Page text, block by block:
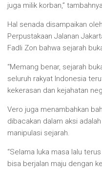
juga milik korban,”
Hal senada disampaikan
Perpustakaan Jalanan
Fadli Zon bahwa sejarah
“Memang benar, sejarah
seluruh rakyat Indonesia
kekerasan dan kejahatan
Vero juga menambahkan
dibacakan dalam aksi
manipulasi sejarah.
“Selama luka masa lalu
bisa berjalan maju dengan